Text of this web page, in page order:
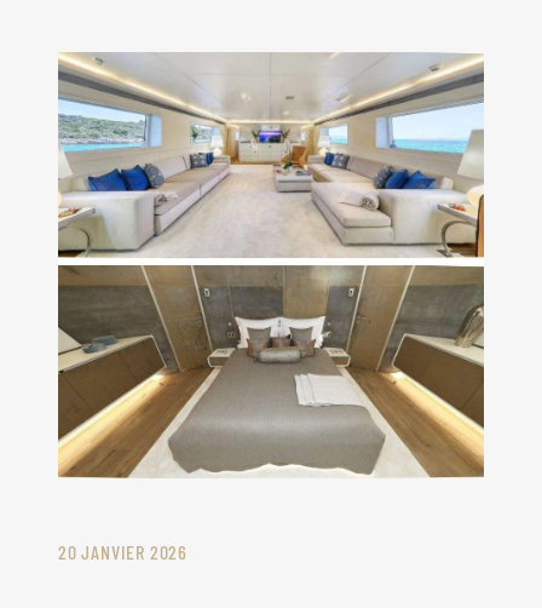
20 JANVIER 2026